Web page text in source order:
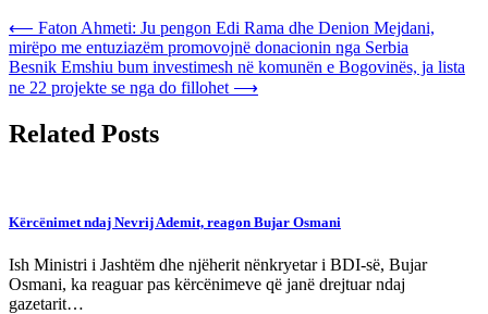
Post
navigation
⟵ Faton Ahmeti: Ju pengon Edi Rama dhe Denion Mejdani,
mirëpo me entuziazëm promovojnë donacionin nga Serbia
Besnik Emshiu bum investimesh në komunën e Bogovinës, ja lista
ne 22 projekte se nga do fillohet ⟶
Related Posts
Kërcënimet ndaj Nevrij Ademit, reagon Bujar Osmani
Ish Ministri i Jashtëm dhe njëherit nënkryetar i BDI-së, Bujar
Osmani, ka reaguar pas kërcënimeve që janë drejtuar ndaj
gazetarit…